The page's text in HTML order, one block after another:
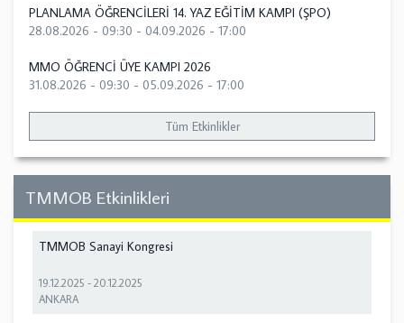
PLANLAMA ÖĞRENCİLERİ 14. YAZ EĞİTİM KAMPI (ŞPO)
28.08.2026 - 09:30 - 04.09.2026 - 17:00
MMO ÖĞRENCİ ÜYE KAMPI 2026
31.08.2026 - 09:30 - 05.09.2026 - 17:00
Tüm Etkinlikler
TMMOB Etkinlikleri
TMMOB Sanayi Kongresi
19.12.2025 -20.12.2025
ANKARA